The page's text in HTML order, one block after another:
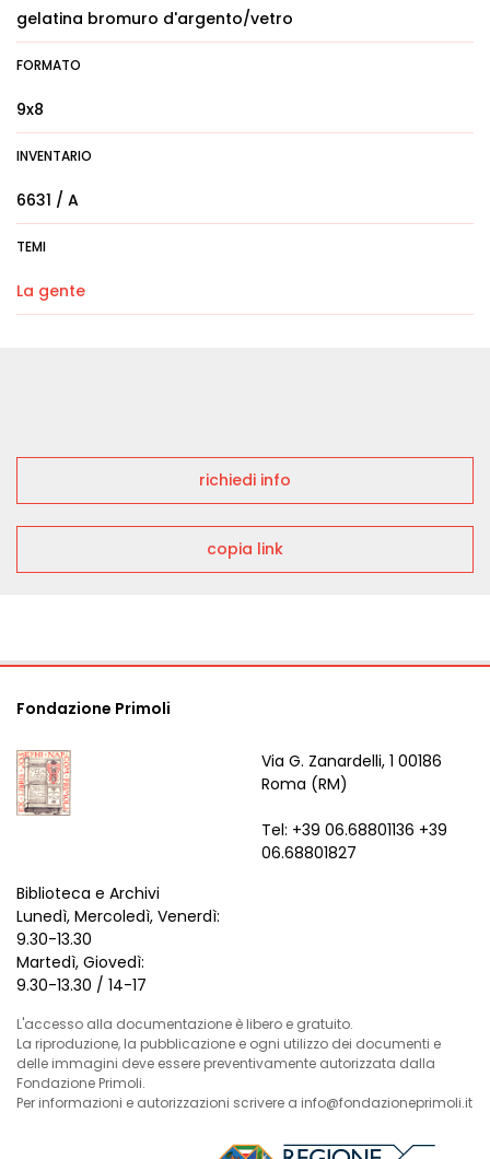
gelatina bromuro d'argento/vetro
FORMATO
9x8
INVENTARIO
6631 / A
TEMI
La gente
richiedi info
copia link
Fondazione Primoli
Via G. Zanardelli, 1 00186
Roma (RM)
Tel: +39 06.68801136 +39
06.68801827
Biblioteca e Archivi
Lunedì, Mercoledì, Venerdì:
9.30-13.30
Martedì, Giovedì:
9.30-13.30 / 14-17
L'accesso alla documentazione è libero e gratuito.
La riproduzione, la pubblicazione e ogni utilizzo dei documenti e
delle immagini deve essere preventivamente autorizzata dalla
Fondazione Primoli.
Per informazioni e autorizzazioni scrivere a info@fondazioneprimoli.it